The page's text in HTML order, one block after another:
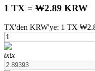
USDT Vadeli İşlemleri
Teminat olarak USDT
1 TX = ₩2.89 KRW
TX'den KRW'ye: 1 TX
txtx